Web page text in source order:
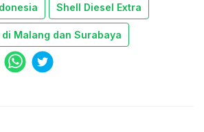
Shell Diesel Extra
Malang dan Surabaya